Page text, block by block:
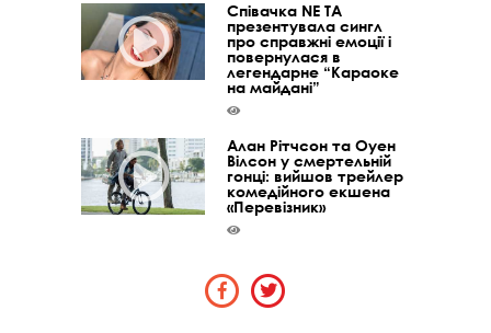
Співачка NE TA
презентувала сингл
про справжні емоції і
повернулася в
легендарне “Караоке
на майдані”
Алан Рітчсон та Оуен
Вілсон у смертельній
гонці: вийшов трейлер
комедійного екшена
«Перевізник»